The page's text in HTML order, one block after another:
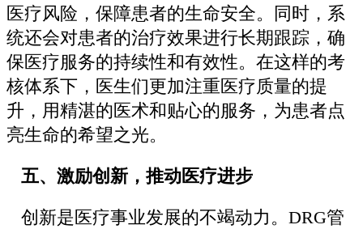
医疗风险，保障患者的生命安全。同时，系
统还会对患者的治疗效果进行长期跟踪，确
保医疗服务的持续性和有效性。在这样的考
核体系下，医生们更加注重医疗质量的提
升，用精湛的医术和贴心的服务，为患者点
亮生命的希望之光。
五、激励创新，推动医疗进步
创新是医疗事业发展的不竭动力。DRG管